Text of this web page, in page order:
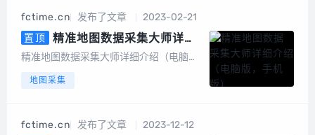
词采集、一键采集邮箱、一键导出、数据
去重等，更...
fctime.cn 发布了文章
2023-02-21
置顶
精准地图数据采集大师详细
介绍（电脑版，手机版）
精准地图数据采集大师详细介绍（电脑
精准地图数据采集大师安卓手机版是一款
地图采集
fctime.cn 发布了文章
2023-12-12